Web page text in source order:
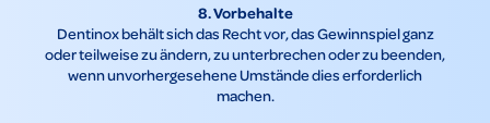
8. Vorbehalte
Dentinox behält sich das Recht vor, das Gewinnspiel ganz
oder teilweise zu ändern, zu unterbrechen oder zu beenden,
wenn unvorhergesehene Umstände dies erforderlich
machen.